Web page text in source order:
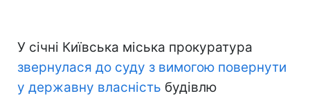
У січні Київська міська прокуратура
звернулася до суду з вимогою повернути
у державну власність будівлю